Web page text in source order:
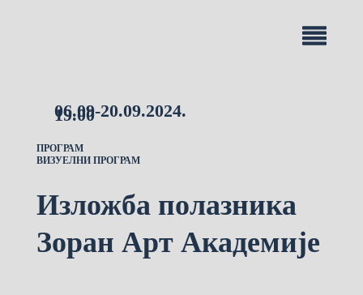
06.09-20.09.2024.
19.00
ПРОГРАМ
ВИЗУЕЛНИ ПРОГРАМ
Изложба полазника
Зоран Арт Академије